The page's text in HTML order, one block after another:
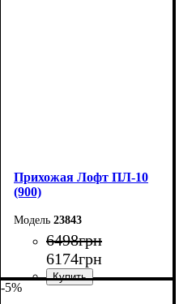
Прихожая Лофт ПЛ-10
(900)
23843
6498грн
6174грн
-5%